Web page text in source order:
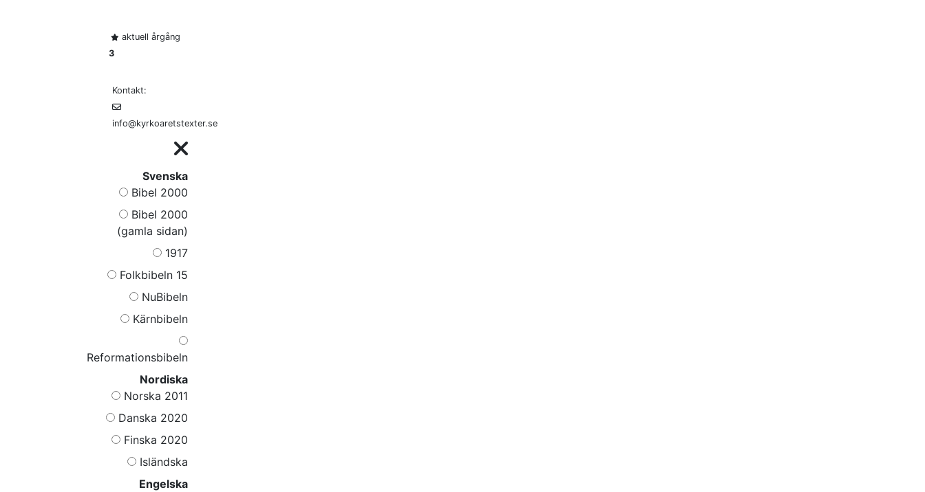
aktuell årgång
3
Kontakt:
info@kyrkoaretstexter.se
Svenska
Bibel 2000
Bibel 2000
(gamla sidan)
1917
Folkbibeln 15
NuBibeln
Kärnbibeln
Reformationsbibeln
Nordiska
Norska 2011
Danska 2020
Finska 2020
Isländska
Engelska